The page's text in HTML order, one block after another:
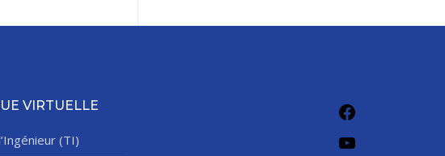
VIRTUELLE
(TI)
Facebook
YouTube